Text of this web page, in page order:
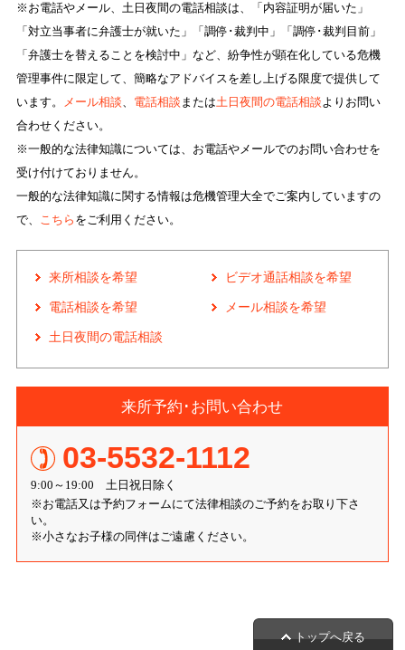
※お電話やメール、土日夜間の電話相談は、「内容証明が届いた」
「対立当事者に弁護士が就いた」「調停･裁判中」「調停･裁判目前」
「弁護士を替えることを検討中」など、紛争性が顕在化している危機
管理事件に限定して、簡略なアドバイスを差し上げる限度で提供して
います。
メール相談、 電話相談 または土日夜間の電話相談よりお問い
合わせください。
※一般的な法律知識については、お電話やメールでのお問い合わせを
受け付けておりません。
一般的な法律知識に関する情報は危機管理大全でご案内していますの
で、 こちら をご利用ください。
来所相談を希望 ビデオ通話相談を希望
電話相談を希望 メール相談を希望
土日夜間の電話相談
来所予約･お問い合わせ
03-5532-1112
9:00～19:00 土日祝日除く
※お電話又は予約フォームにて法律相談のご予約をお取り下さ
い。
※小さなお子様の同伴はご遠慮ください。
トップへ戻る